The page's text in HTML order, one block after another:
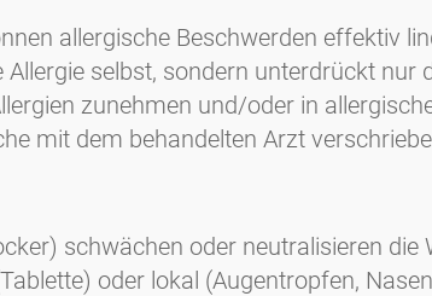
allergische Beschwerden effektiv
selbst, sondern unterdrückt nur
zunehmen und/oder in
mit dem behandelten Arzt
schwächen oder neutralisieren die
oder lokal (Augentropfen,